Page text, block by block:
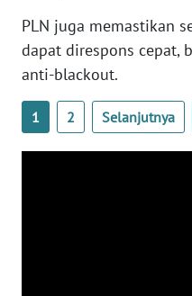
PLN juga memastikan
dapat direspons cepat,
anti-blackout.
1 2 Selanjutnya
JAMBI
WN